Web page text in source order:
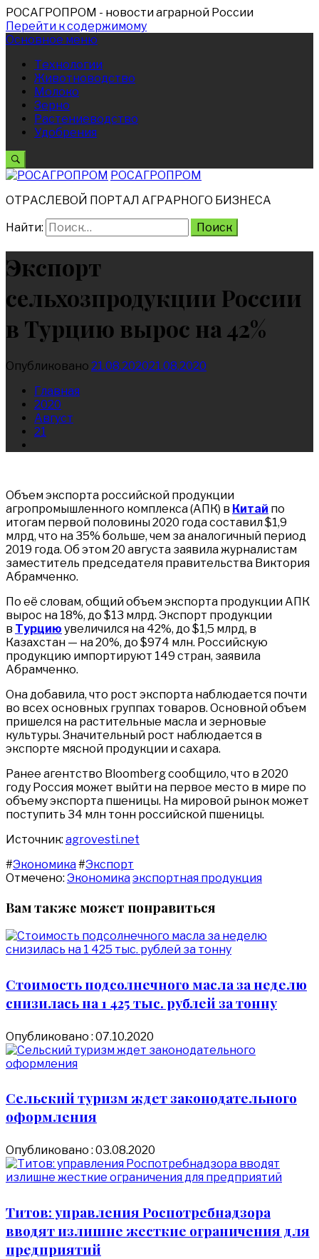
РОСАГРОПРОМ - новости аграрной России
Перейти к содержимому
Основное меню
Технологии
Животноводство
Молоко
Зерно
Растениеводство
Удобрения
РОСАГРОПРОМ
ОТРАСЛЕВОЙ ПОРТАЛ АГРАРНОГО БИЗНЕСА
Найти:
Экспорт
сельхозпродукции России
в Турцию вырос на 42%
Опубликовано 21.08.202021.08.2020
Главная
2020
Август
21
Объем экспорта российской продукции
агропромышленного комплекса (АПК) в Китай по
итогам первой половины 2020 года составил $1,9
млрд, что на 35% больше, чем за аналогичный период
2019 года. Об этом 20 августа заявила журналистам
заместитель председателя правительства Виктория
Абрамченко.
По её словам, общий объем экспорта продукции АПК
вырос на 18%, до $13 млрд. Экспорт продукции
в Турцию увеличился на 42%, до $1,5 млрд, в
Казахстан — на 20%, до $974 млн. Российскую
продукцию импортируют 149 стран, заявила
Абрамченко.
Она добавила, что рост экспорта наблюдается почти
во всех основных группах товаров. Основной объем
пришелся на растительные масла и зерновые
культуры. Значительный рост наблюдается в
экспорте мясной продукции и сахара.
Ранее агентство Bloomberg сообщило, что в 2020
году Россия может выйти на первое место в мире по
объему экспорта пшеницы. На мировой рынок может
поступить 34 млн тонн российской пшеницы.
Источник: agrovesti.net
#Экономика#Экспорт
Отмечено: Экономикаэкспортная продукция
Вам также может понравиться
Стоимость подсолнечного масла за неделю
снизилась на 1 425 тыс. рублей за тонну
Опубликовано : 07.10.2020
Сельский туризм ждет законодательного
оформления
Опубликовано : 03.08.2020
Титов: управления Роспотребнадзора
вводят излишне жесткие ограничения для
предприятий